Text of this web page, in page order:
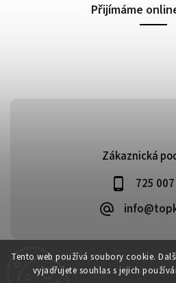
Tento web používá soubory cookie.
vyjadřujete souhlas s jejich
Zákaznická
725
Přijímáme
Copyright 2026Top King.